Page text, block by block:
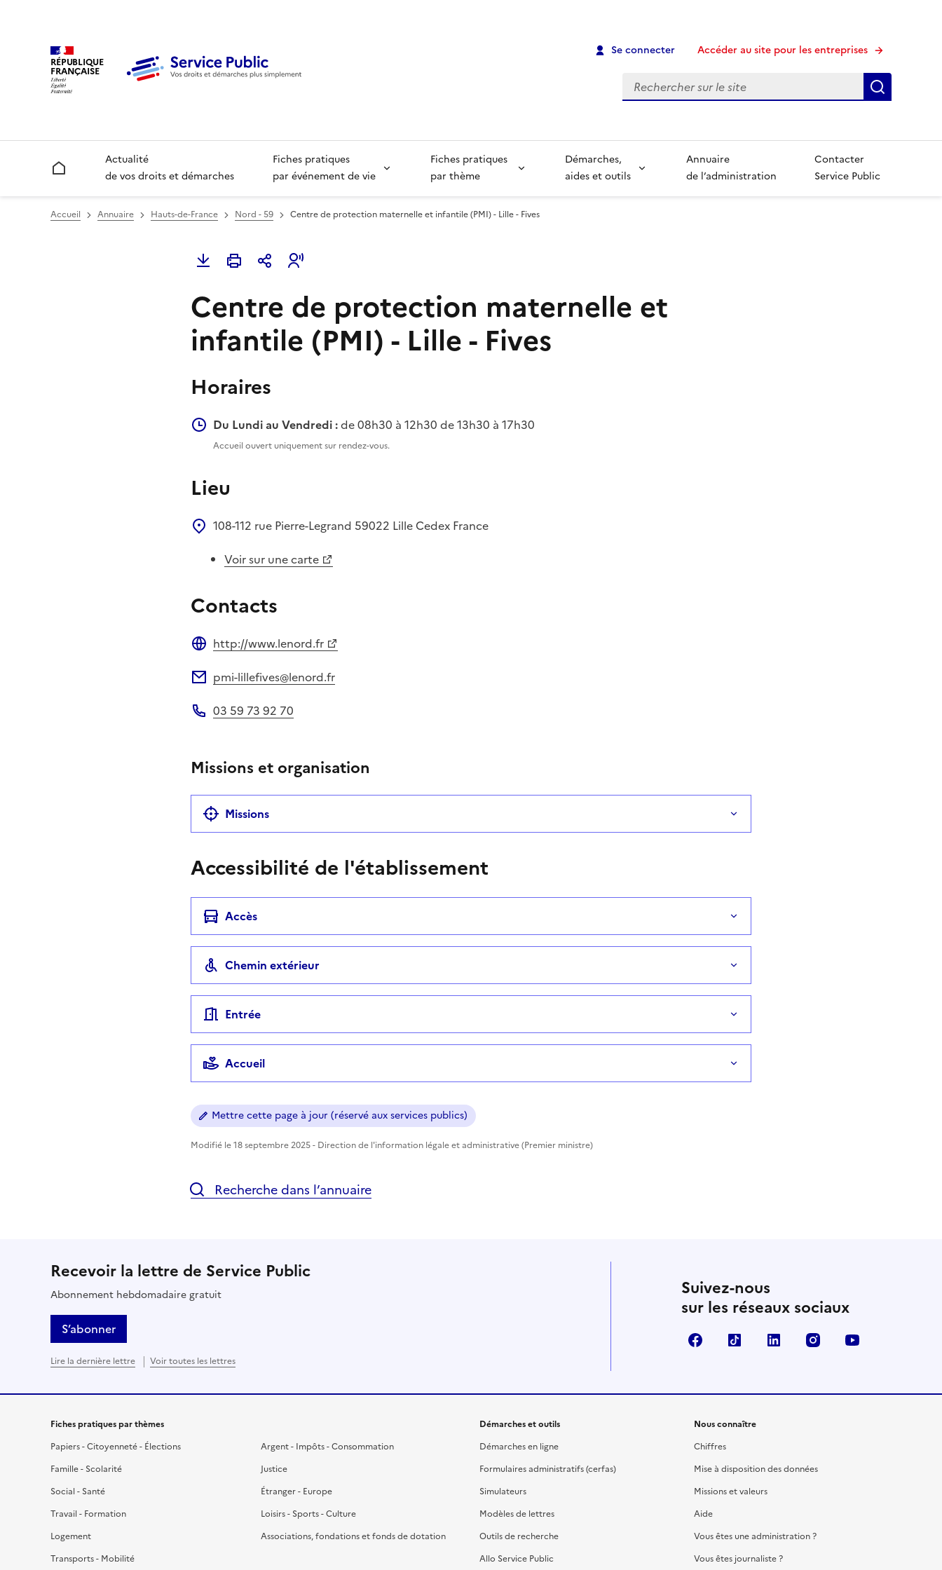
RÉPUBLIQUE
FRANÇAISE
Se connecter Accéder au site pour les entreprises
Recherche
Accueil
Actualité
de vos droits et démarches
Fiches pratiques
par événement de vie
Fiches pratiques
par thème
Démarches,
aides et outils
Annuaire
de l’administration
Contacter
Service Public
Accueil Annuaire Hauts-de-France Nord - 59 Centre de protection maternelle et infantile (PMI) - Lille - Fives
Centre de protection maternelle et
infantile (PMI) - Lille - Fives
Horaires
Du Lundi au Vendredi :de 08h30 à 12h30 de 13h30 à 17h30
Accueil ouvert uniquement sur rendez-vous.
Lieu
108-112 rue Pierre-Legrand 59022 Lille Cedex France
Voir sur une carte
Contacts
http://www.lenord.fr
pmi-lillefives@lenord.fr
03 59 73 92 70
Missions et organisation
Missions
Accessibilité de l'établissement
Accès
Chemin extérieur
Entrée
Accueil
Mettre cette page à jour (réservé aux services publics)
Modifié le 18 septembre 2025 - Direction de l'information légale et administrative (Premier ministre)
Recherche dans l’annuaire
Recevoir la lettre de Service Public
Abonnement hebdomadaire gratuit
S’abonner
Lire la dernière lettre Voir toutes les lettres
Suivez-nous
sur les réseaux sociaux
FacebookTikTok LinkedIn Instagram
Fiches pratiques par thèmes
Papiers - Citoyenneté - Élections
Famille - Scolarité
Social - Santé
Travail - Formation
Logement
Transports - Mobilité
Argent - Impôts - Consommation
Justice
Étranger - Europe
Loisirs - Sports - Culture
Associations, fondations et fonds de dotation
Démarches et outils
Démarches en ligne
Formulaires administratifs (cerfas)
Simulateurs
Modèles de lettres
Outils de recherche
Allo Service Public
Nous connaître
Chiffres
Mise à disposition des données
Missions et valeurs
Aide
Vous êtes une administration ?
Vous êtes journaliste ?